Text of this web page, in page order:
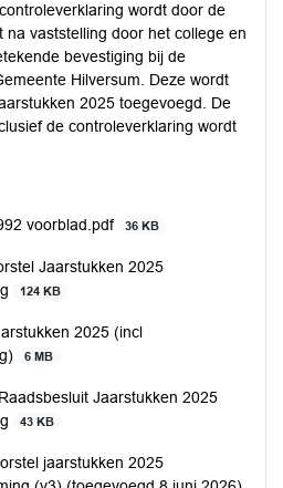
wordt door de
na vaststelling door het college en
bevestiging bij de
Hilversum. Deze wordt
2025 toegevoegd. De
de controleverklaring wordt
voorblad.pdf
36 KB
Jaarstukken 2025
124 KB
2025 (incl
6 MB
Jaarstukken 2025
43 KB
jaarstukken 2025